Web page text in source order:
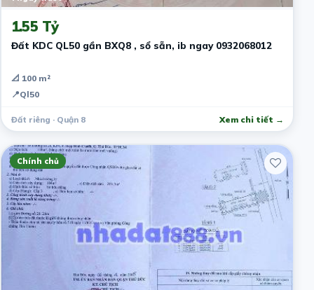
1.55 Tỷ
Đất KDC QL50 gần BXQ8 , sổ sẵn, ib ngay 0932068012
📐 100 m²
📍Ql50
Đất riêng · Quận 8 Xem chi tiết →
Chính chủ